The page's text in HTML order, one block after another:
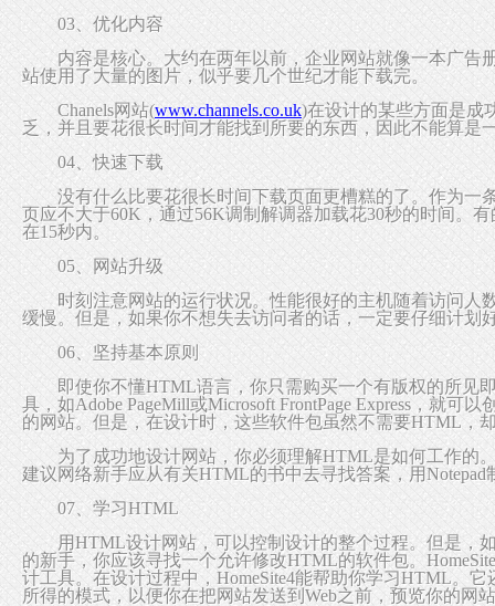
03、优化内容
内容是核心。大约在两年以前，企业网站就像一本广告
站使用了大量的图片，似乎要几个世纪才能下载完。
Chanels网站(www.channels.co.uk)在设计的某些方面是成
乏，并且要花很长时间才能找到所要的东西，因此不能算是
04、快速下载
没有什么比要花很长时间下载页面更槽糕的了。作为一
页应不大于60K，通过56K调制解调器加载花30秒的时间。
在15秒内。
05、网站升级
时刻注意网站的运行状况。性能很好的主机随着访问人
缓慢。但是，如果你不想失去访问者的话，一定要仔细计划
06、坚持基本原则
即使你不懂HTML语言，你只需购买一个有版权的所见
具，如Adobe PageMill或Microsoft FrontPage Express，就可
的网站。但是，在设计时，这些软件包虽然不需要HTML，
为了成功地设计网站，你必须理解HTML是如何工作的。
建议网络新手应从有关HTML的书中去寻找答案，用Notepad
07、学习HTML
用HTML设计网站，可以控制设计的整个过程。但是，如
的新手，你应该寻找一个允许修改HTML的软件包。
计工具。在设计过程中，HomeSite4能帮助你学习HTML。
所得的模式，以便你在把网站发送到Web之前，预览你的网